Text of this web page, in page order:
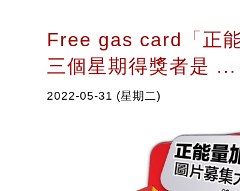
Free gas card「正
三個星期得獎者是 ...
2022-05-31 (星期二)